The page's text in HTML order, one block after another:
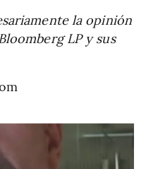
la opinión
LP y sus